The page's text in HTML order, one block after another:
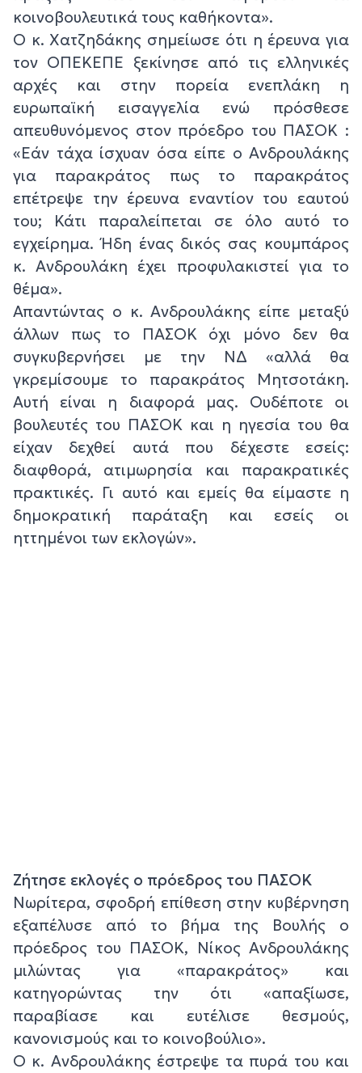
κοινοβουλευτικά τους καθήκοντα».
Ο κ. Χατζηδάκης σημείωσε ότι η έρευνα για
τον ΟΠΕΚΕΠΕ ξεκίνησε από τις ελληνικές
αρχές και στην πορεία ενεπλάκη η
ευρωπαϊκή εισαγγελία ενώ πρόσθεσε
απευθυνόμενος στον πρόεδρο του ΠΑΣΟΚ :
«Εάν τάχα ίσχυαν όσα είπε ο Ανδρουλάκης
για παρακράτος πως το παρακράτος
επέτρεψε την έρευνα εναντίον του εαυτού
του; Κάτι παραλείπεται σε όλο αυτό το
εγχείρημα. Ήδη ένας δικός σας κουμπάρος
κ. Ανδρουλάκη έχει προφυλακιστεί για το
θέμα».
Απαντώντας ο κ. Ανδρουλάκης είπε μεταξύ
άλλων πως το ΠΑΣΟΚ όχι μόνο δεν θα
συγκυβερνήσει με την ΝΔ «αλλά θα
γκρεμίσουμε το παρακράτος Μητσοτάκη.
Αυτή είναι η διαφορά μας. Ουδέποτε οι
βουλευτές του ΠΑΣΟΚ και η ηγεσία του θα
είχαν δεχθεί αυτά που δέχεστε εσείς:
διαφθορά, ατιμωρησία και παρακρατικές
πρακτικές. Γι αυτό και εμείς θα είμαστε η
δημοκρατική παράταξη και εσείς οι
ηττημένοι των εκλογών».
Ζήτησε εκλογές ο πρόεδρος του ΠΑΣΟΚ
Νωρίτερα, σφοδρή επίθεση στην κυβέρνηση
εξαπέλυσε από το βήμα της Βουλής ο
πρόεδρος του ΠΑΣΟΚ, Νίκος Ανδρουλάκης
μιλώντας για «παρακράτος» και
κατηγορώντας την ότι «απαξίωσε,
παραβίασε και ευτέλισε θεσμούς,
κανονισμούς και το κοινοβούλιο».
Ο κ. Ανδρουλάκης έστρεψε τα πυρά του και